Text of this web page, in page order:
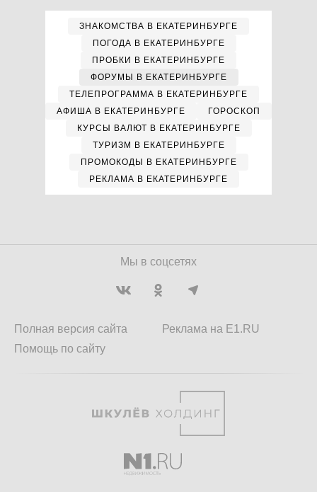
ЗНАКОМСТВА В ЕКАТЕРИНБУРГЕ
ПОГОДА В ЕКАТЕРИНБУРГЕ
ПРОБКИ В ЕКАТЕРИНБУРГЕ
ФОРУМЫ В ЕКАТЕРИНБУРГЕ
ТЕЛЕПРОГРАММА В ЕКАТЕРИНБУРГЕ
АФИША В ЕКАТЕРИНБУРГЕ
ГОРОСКОП
КУРСЫ ВАЛЮТ В ЕКАТЕРИНБУРГЕ
ТУРИЗМ В ЕКАТЕРИНБУРГЕ
ПРОМОКОДЫ В ЕКАТЕРИНБУРГЕ
РЕКЛАМА В ЕКАТЕРИНБУРГЕ
Мы в соцсетях
Полная версия сайта
Помощь по сайту
Реклама на E1.RU